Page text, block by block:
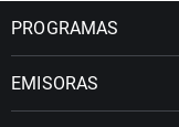
PROGRAMAS
EMISORAS